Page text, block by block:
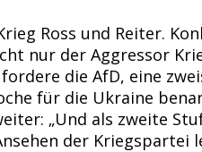
Ross und Reiter.
nur der Aggressor
die AfD, eine
für die Ukraine
„Und als zweite
der Kriegspartei